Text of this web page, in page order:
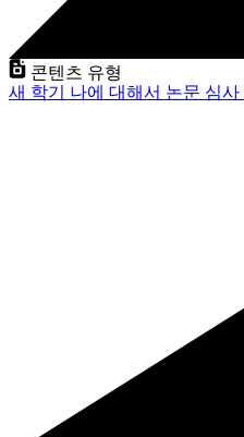
콘텐츠 유형
새 학기 나에 대해서 논문 심사